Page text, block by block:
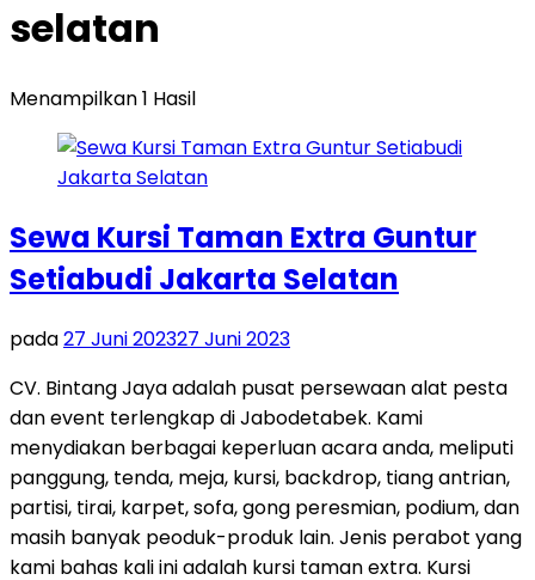
selatan
Menampilkan 1 Hasil
Sewa Kursi Taman Extra Guntur
Setiabudi Jakarta Selatan
pada27 Juni 202327 Juni 2023
CV. Bintang Jaya adalah pusat persewaan alat pesta
dan event terlengkap di Jabodetabek. Kami
menydiakan berbagai keperluan acara anda, meliputi
panggung, tenda, meja, kursi, backdrop, tiang antrian,
partisi, tirai, karpet, sofa, gong peresmian, podium, dan
masih banyak peoduk-produk lain. Jenis perabot yang
kami bahas kali ini adalah kursi taman extra. Kursi